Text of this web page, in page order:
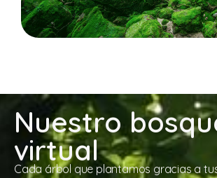
Nuestro
virtual
Cada árbol que plantamos gracias a